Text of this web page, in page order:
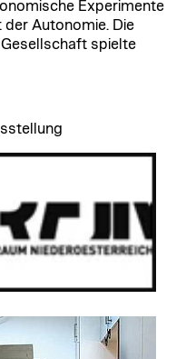
Experimente
der Autonomie. Die
Gesellschaft spielte